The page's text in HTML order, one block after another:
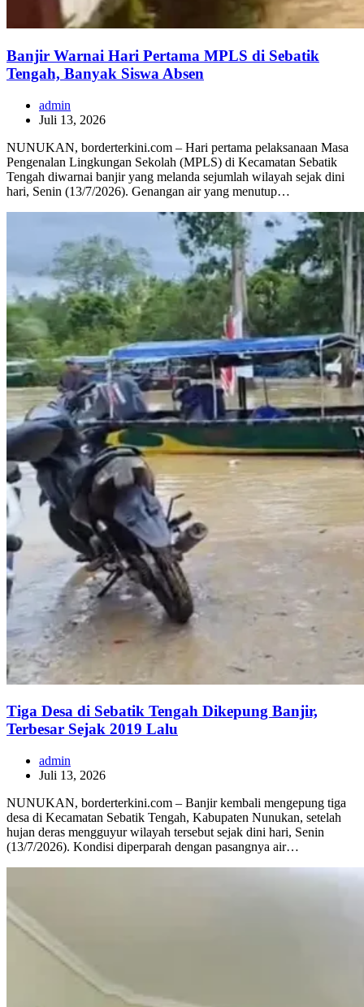
Banjir Warnai Hari Pertama MPLS di Sebatik
Tengah, Banyak Siswa Absen
admin
Juli 13, 2026
NUNUKAN, borderterkini.com – Hari pertama pelaksanaan Masa
Pengenalan Lingkungan Sekolah (MPLS) di Kecamatan Sebatik
Tengah diwarnai banjir yang melanda sejumlah wilayah sejak dini
hari, Senin (13/7/2026). Genangan air yang menutup…
Tiga Desa di Sebatik Tengah Dikepung Banjir,
Terbesar Sejak 2019 Lalu
admin
Juli 13, 2026
NUNUKAN, borderterkini.com – Banjir kembali mengepung tiga
desa di Kecamatan Sebatik Tengah, Kabupaten Nunukan, setelah
hujan deras mengguyur wilayah tersebut sejak dini hari, Senin
(13/7/2026). Kondisi diperparah dengan pasangnya air…